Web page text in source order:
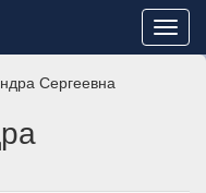
Сергеевна